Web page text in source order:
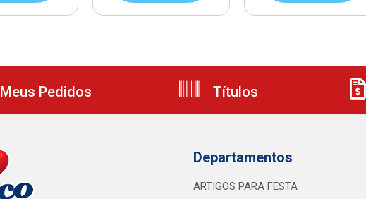
Meus Pedidos Títulos
Departamentos
ARTIGOS PARA FESTA